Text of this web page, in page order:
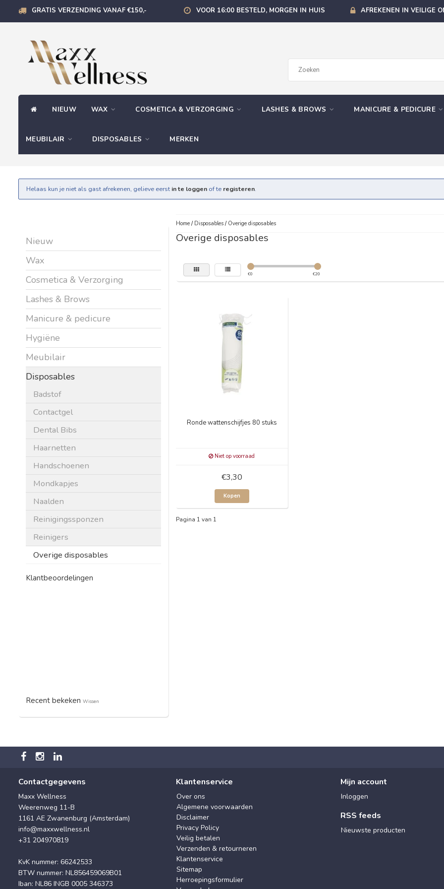
GRATIS VERZENDING VANAF €150,- VOOR 16:00 BESTELD, MORGEN IN HUIS AFREKENEN IN VEILIGE
NIEUW WAX COSMETICA & VERZORGING LASHES & BROWS MANICURE & PEDICURE
MEUBILAIR DISPOSABLES MERKEN
Helaas kun je niet als gast afrekenen, gelieve eerst in te loggen of te registeren.
Nieuw
Wax
Cosmetica & Verzorging
Lashes & Brows
Manicure & pedicure
Hygiëne
Meubilair
Disposables
Badstof
Contactgel
Dental Bibs
Haarnetten
Handschoenen
Mondkapjes
Naalden
Reinigingssponzen
Reinigers
Overige disposables
Klantbeoordelingen
Recent bekeken Wissen
Home/ Disposables/ Overige disposables
Overige disposables
€0 €20
Ronde wattenschijfjes 80 stuks
Niet op voorraad
€3,30
Kopen
Pagina 1 van 1
Contactgegevens
Maxx Wellness
Weerenweg 11-B
1161 AE Zwanenburg (Amsterdam)
info@maxxwellness.nl
+31 204970819
KvK nummer: 66242533
BTW nummer: NL856459069B01
Iban: NL86 INGB 0005 346373
Klantenservice
Over ons
Algemene voorwaarden
Disclaimer
Privacy Policy
Veilig betalen
Verzenden & retourneren
Klantenservice
Sitemap
Herroepingsformulier
Mijn account
Inloggen
RSS feeds
Nieuwste producten